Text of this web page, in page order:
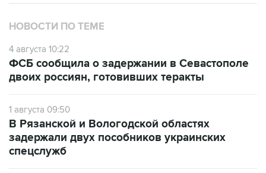
НОВОСТИ ПО ТЕМЕ
4 августа 10:22
ФСБ сообщила о задержании в Севастополе
двоих россиян, готовивших теракты
1 августа 09:50
В Рязанской и Вологодской областях
задержали двух пособников украинских
спецслужб